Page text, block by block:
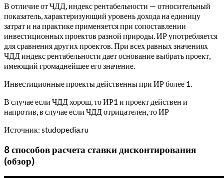
В отличие от ЧДД, индекс рентабельности — относительный
показатель, характеризующий уровень дохода на единицу
затрат и на практике применяется при сопоставлении
инвестиционных проектов разной природы. ИР употребляется
для сравнения других проектов. При всех равных значениях
ЧДД индекс рентабельности дает основание выбрать проект,
имеющий громаднейшее его значение.
Инвестиционные проекты действенны при ИР более 1.
В случае если ЧДД хорош, то ИР1 и проект действен и
напротив, в случае если ЧДД отрицателен, то ИР
Источник: studopedia.ru
8 способов расчета ставки дисконтирования
(обзор)